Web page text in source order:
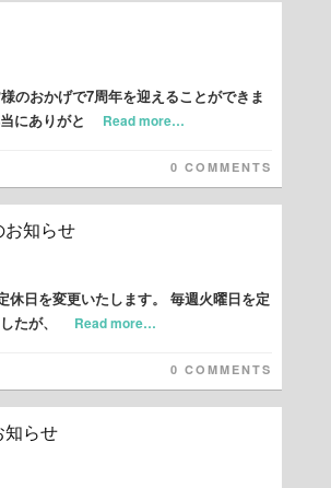
のおかげで7周年を迎えることができま
にありがと
Read more…
0 COMMENTS
お知らせ
休日を変更いたします。 毎週火曜日を定
たが、
Read more…
0 COMMENTS
知らせ